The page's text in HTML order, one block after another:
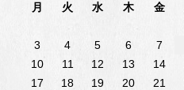
月
火 水 木 金
3
4 5 6 7
10
11 12 13 14
17
18 19 20 21